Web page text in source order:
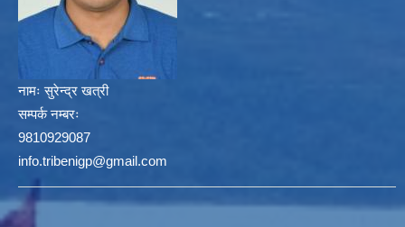
नामः सुरेन्द्र खत्री
सम्पर्क नम्बरः
9810929087
info.tribenigp@gmail.com